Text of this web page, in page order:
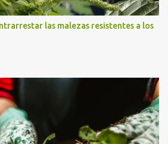
las malezas resistentes a los